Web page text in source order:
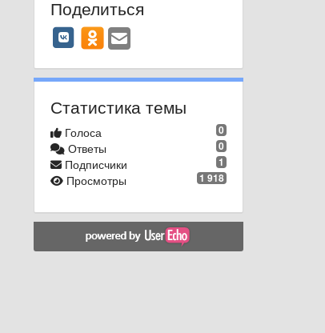
Поделиться
Статистика темы
0
Голоса
0
Ответы
1
Подписчики
1 918
Просмотры